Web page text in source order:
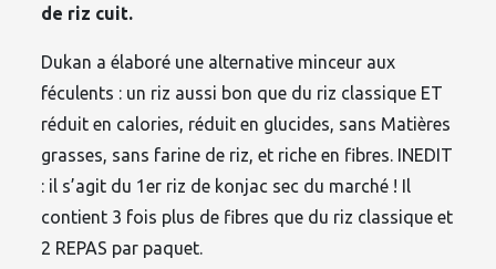
de riz cuit.
Dukan a élaboré une alternative minceur aux
féculents : un riz aussi bon que du riz classique ET
réduit en calories, réduit en glucides, sans Matières
grasses, sans farine de riz, et riche en fibres. INEDIT
: il s’agit du 1er riz de konjac sec du marché ! Il
contient 3 fois plus de fibres que du riz classique et
2 REPAS par paquet.